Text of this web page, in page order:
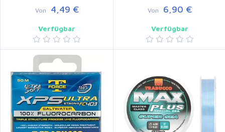
Von 4,49 €
Verfügbar
Von 6,90 €
Verfügbar